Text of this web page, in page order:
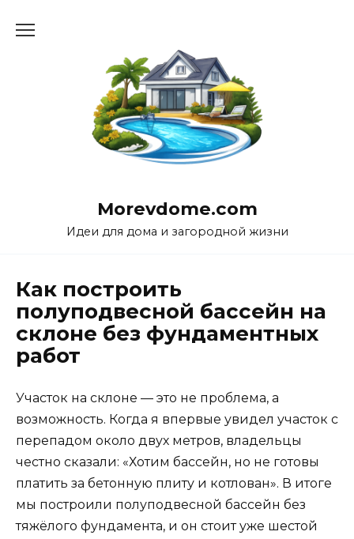
Morevdome.com
Идеи для дома и загородной жизни
Как построить
полуподвесной бассейн на
склоне без фундаментных
работ
Участок на склоне — это не проблема, а
возможность. Когда я впервые увидел участок с
перепадом около двух метров, владельцы
честно сказали: «Хотим бассейн, но не готовы
платить за бетонную плиту и котлован». В итоге
мы построили полуподвесной бассейн без
тяжёлого фундамента, и он стоит уже шестой